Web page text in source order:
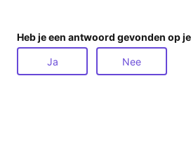
Heb je een antwoord gevonden op
Ja Nee